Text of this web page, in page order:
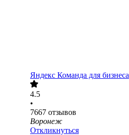
Яндекс Команда для бизнеса
4.5
•
7667 отзывов
Воронеж
Откликнуться